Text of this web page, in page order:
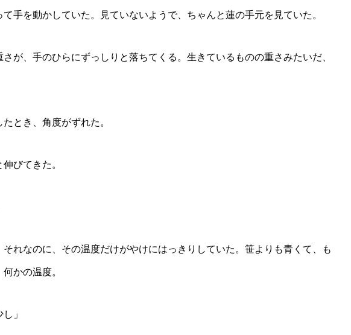
手を動かしていた。見ていないようで、ちゃんと蓮の手元を見ていた。
さが、手のひらにずっしりと落ちてくる。生きているものの重さみたいだ、
とき、角度がずれた。
びてきた。
それなのに、その温度だけがやけにはっきりしていた。笹よりも青くて、も
かの温度。
」